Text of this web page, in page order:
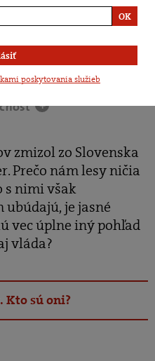
poskytovania služieb
Žiadne
+
zmizol zo Slovenska
Prečo nám lesy ničia
s nimi však
ubúdajú, je jasné
vec úplne iný pohľad
vláda?
Kto sú oni?